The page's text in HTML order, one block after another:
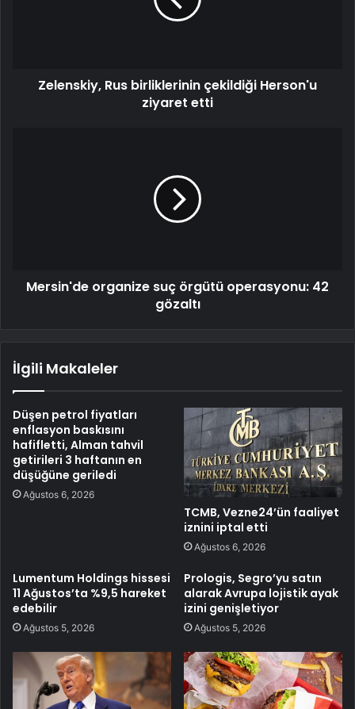
Zelenskiy, Rus birliklerinin çekildiği Herson'u
ziyaret etti
Mersin'de organize suç örgütü operasyonu: 42
gözaltı
İlgili Makaleler
Düşen petrol fiyatları
enflasyon baskısını
hafifletti, Alman tahvil
getirileri 3 haftanın en
düşüğüne geriledi
Ağustos 6, 2026
TCMB, Vezne24’ün faaliyet
iznini iptal etti
Ağustos 6, 2026
Lumentum Holdings hissesi
11 Ağustos’ta %9,5 hareket
edebilir
Ağustos 5, 2026
Prologis, Segro’yu satın
alarak Avrupa lojistik ayak
izini genişletiyor
Ağustos 5, 2026